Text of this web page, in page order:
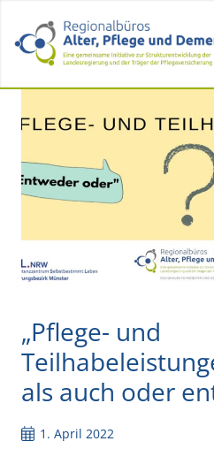
„Pflege- und
als auch oder
1. April 2022